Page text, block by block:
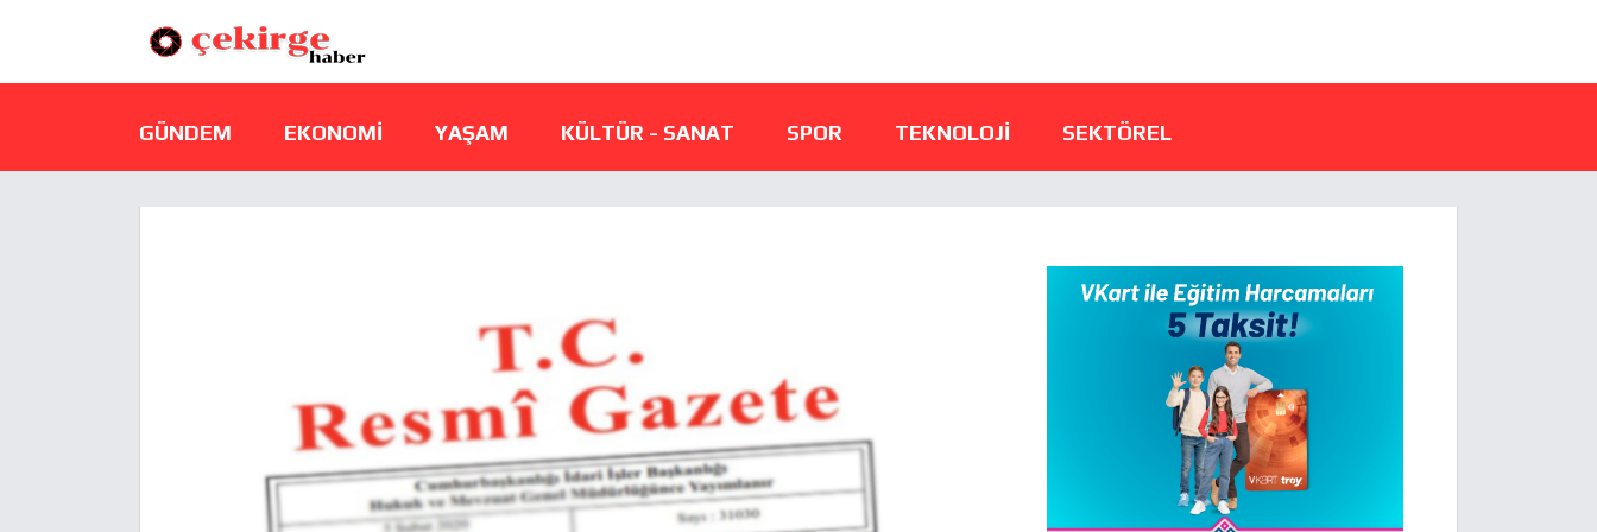
GÜNDEM EKONOMI YAŞAM KÜLTÜR - SANAT SPOR TEKNOLOJI SEKTÖREL